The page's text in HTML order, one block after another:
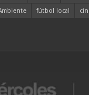
fútbol local